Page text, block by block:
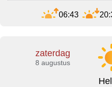
06:43
zaterdag
8 augustus